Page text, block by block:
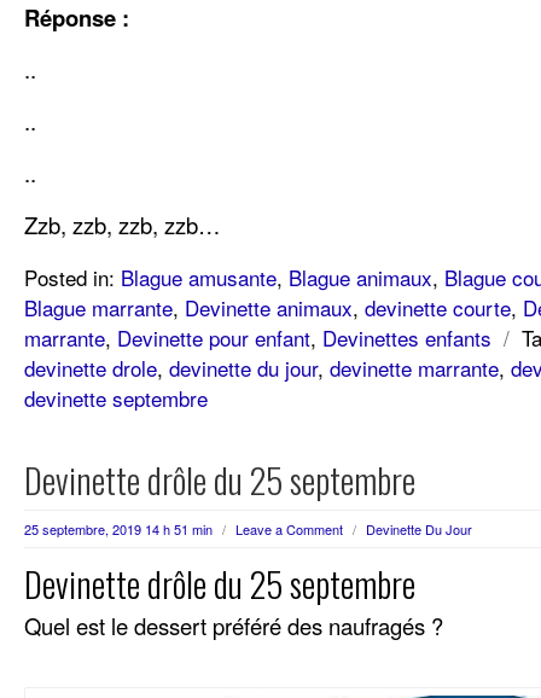
Réponse :
..
..
..
Zzb, zzb, zzb, zzb…
Posted in: Blague amusante, Blague animaux, Blague
Blague marrante, Devinette animaux, devinette courte,
marrante, Devinette pour enfant, Devinettes enfants /
devinette drole, devinette du jour, devinette marrante,
devinette septembre
Devinette drôle du 25 septembre
25 septembre, 2019 14 h 51 min / Leave a Comment / Devinette Du Jour
Devinette drôle du 25 septembre
Quel est le dessert préféré des naufragés ?